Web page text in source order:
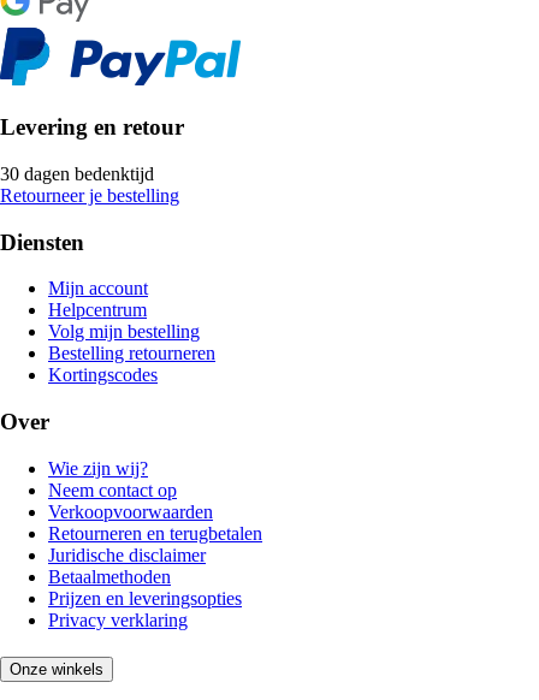
Levering en retour
30 dagen bedenktijd
Retourneer je bestelling
Diensten
Mijn account
Helpcentrum
Volg mijn bestelling
Bestelling retourneren
Kortingscodes
Over
Wie zijn wij?
Neem contact op
Verkoopvoorwaarden
Retourneren en terugbetalen
Juridische disclaimer
Betaalmethoden
Prijzen en leveringsopties
Privacy verklaring
Onze winkels